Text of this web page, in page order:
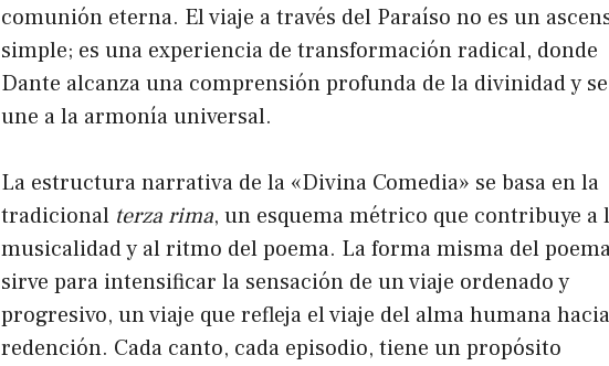
comunión eterna. El viaje a través del Paraíso no es un
simple; es una experiencia de transformación radical, donde
Dante alcanza una comprensión profunda de la divinidad y se
une a la armonía universal.
La estructura narrativa de la «Divina Comedia» se basa en la
tradicional terza rima, un esquema métrico que contribuye a
musicalidad y al ritmo del poema. La forma misma del
sirve para intensificar la sensación de un viaje ordenado y
progresivo, un viaje que refleja el viaje del alma humana
redención. Cada canto, cada episodio, tiene un propósito